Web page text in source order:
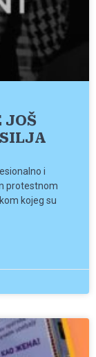
JOŠ
i
protestnom
kojeg su